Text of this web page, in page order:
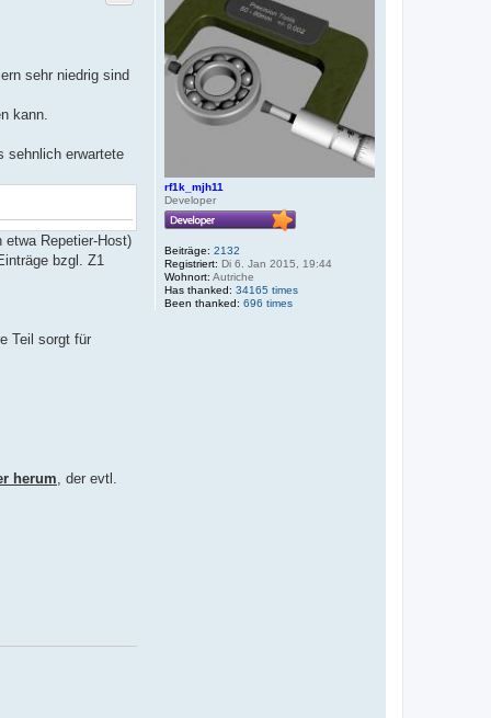
rf1k_mjh11
Developer
Beiträge: 2132
Registriert: Di 6. Jan 2015, 19:44
Wohnort: Autriche
Has thanked: 34165 times
Been thanked: 696 times
sehr niedrig sind
kann.
sehnlich erwartete
Repetier-Host)
bzgl. Z1
Teil sorgt für
herum , der evtl.